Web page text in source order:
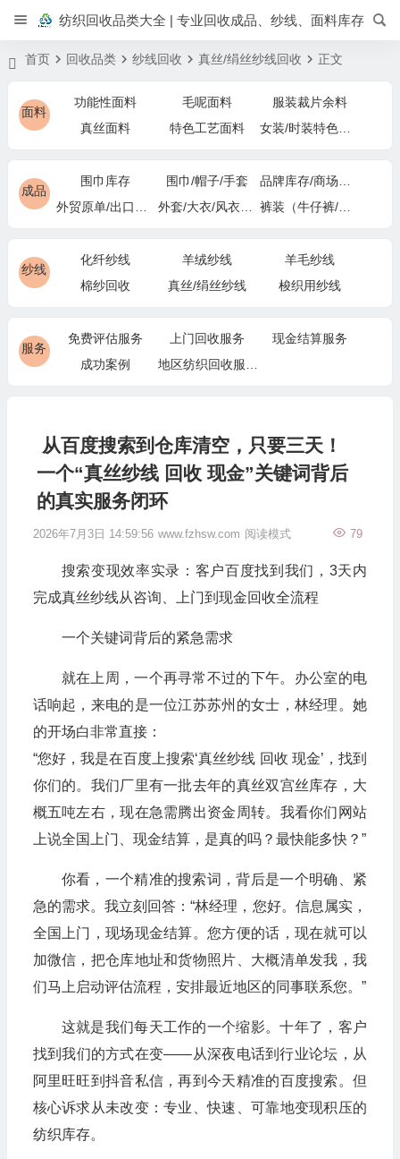
纺织回收品类大全 | 专业回收成品、纱线、面料库存
首页 回收品类 纱线回收 真丝/绢丝纱线回收 正文
面料
功能性面料 毛呢面料
服装裁片余料
真丝面料
特色工艺面料
成品
围巾库存 围巾/帽子/手套
纱线
化纤纱线 羊绒纱线
羊毛纱线
棉纱回收
真丝/绢丝纱线 梭织用纱线
服务
免费评估服务 上门回收服务
现金结算服务
成功案例
从百度搜索到仓库清空，只要三天！
一个“真丝纱线 回收 现金”关键词背后
的真实服务闭环
2026年7月3日 14:59:56 www.fzhsw.com 79
阅读模式
搜索变现效率实录：客户百度找到我们，3天内
完成真丝纱线从咨询、上门到现金回收全流程
一个关键词背后的紧急需求
就在上周，一个再寻常不过的下午。办公室的电
话响起，来电的是一位江苏苏州的女士，林经理。她
的开场白非常直接：
“您好，我是在百度上搜索‘真丝纱线 回收 现金’，找到
你们的。我们厂里有一批去年的真丝双宫丝库存，大
概五吨左右，现在急需腾出资金周转。我看你们网站
上说全国上门、现金结算，是真的吗？最快能多快？”
你看，一个精准的搜索词，背后是一个明确、紧
急的需求。我立刻回答：“林经理，您好。信息属实，
全国上门，现场现金结算。您方便的话，现在就可以
加微信，把仓库地址和货物照片、大概清单发我，我
们马上启动评估流程，安排最近地区的同事联系您。”
这就是我们每天工作的一个缩影。十年了，客户
找到我们的方式在变——从深夜电话到行业论坛，从
阿里旺旺到抖音私信，再到今天精准的百度搜索。但
核心诉求从未改变：专业、快速、可靠地变现积压的
纺织库存。